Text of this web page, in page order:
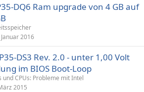
DQ6 Ram upgrade von 4 GB auf
2016
DS3 Rev. 2.0 - unter 1,00 Volt
im BIOS Boot-Loop
und CPUs: Probleme mit Intel
2015